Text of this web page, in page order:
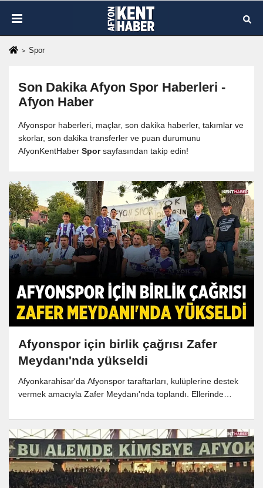
Spor
Son Dakika Afyon Spor Haberleri -
Afyon Haber
Afyonspor haberleri, maçlar, son dakika haberler, takımlar ve
skorlar, son dakika transferler ve puan durumunu
AfyonKentHaber Sporsayfasından takip edin!
Afyonspor için birlik çağrısı Zafer
Meydanı'nda yükseldi
Afyonkarahisar'da Afyonspor taraftarları, kulüplerine destek
vermek amacıyla Zafer Meydanı'nda toplandı. Ellerinde
kulübün geleceği için tüm kesimlere dayanışma çağrısında
bulundu.